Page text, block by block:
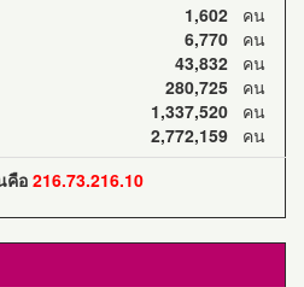
1,602 คน
6,770 คน
43,832 คน
280,725 คน
1,337,520 คน
2,772,159 คน
คือ 216.73.216.10